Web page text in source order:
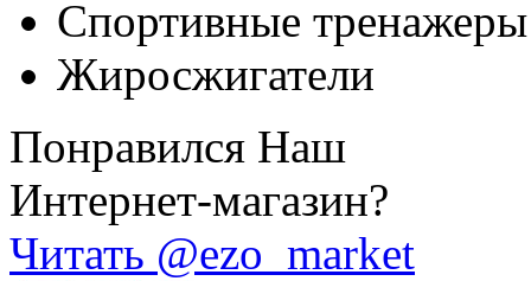
Спортивные тренажеры
Жиросжигатели
Понравился Наш
Интернет-магазин?
Читать @ezo_market